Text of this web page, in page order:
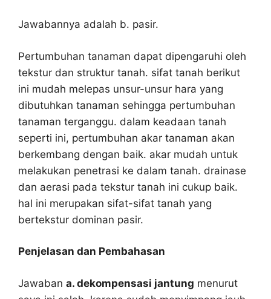
Jawabannya adalah b. pasir.
Pertumbuhan tanaman dapat dipengaruhi oleh
tekstur dan struktur tanah. sifat tanah berikut
ini mudah melepas unsur-unsur hara yang
dibutuhkan tanaman sehingga pertumbuhan
tanaman terganggu. dalam keadaan tanah
seperti ini, pertumbuhan akar tanaman akan
berkembang dengan baik. akar mudah untuk
melakukan penetrasi ke dalam tanah. drainase
dan aerasi pada tekstur tanah ini cukup baik.
hal ini merupakan sifat-sifat tanah yang
bertekstur dominan pasir.
Penjelasan dan Pembahasan
Jawaban a. dekompensasi jantung menurut